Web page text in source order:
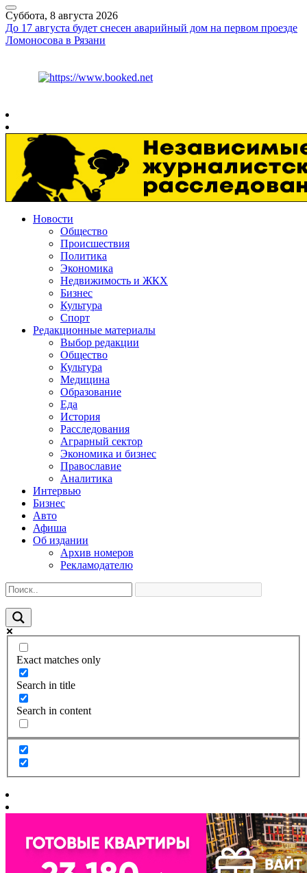
Суббота, 8 августа 2026
До 17 августа будет снесен аварийный дом на первом проезде
Ломоносова в Рязани
Новости
Общество
Происшествия
Политика
Экономика
Недвижимость и ЖКХ
Бизнес
Культура
Спорт
Редакционные материалы
Выбор редакции
Общество
Культура
Медицина
Образование
Еда
История
Расследования
Аграрный сектор
Экономика и бизнес
Православие
Аналитика
Интервью
Бизнес
Авто
Афиша
Об издании
Архив номеров
Рекламодателю
Exact matches only
Search in title
Search in content